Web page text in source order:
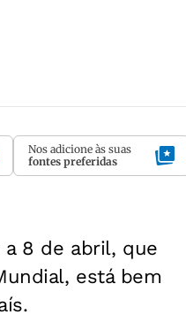
Nos adicione às suas
fontes preferidas
a 8 de abril, que
está bem